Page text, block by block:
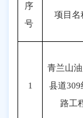
序
号
项目名
1
青兰山
县道309
路工